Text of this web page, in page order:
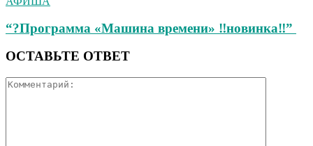
“?Программа «Машина времени» ‼новинка‼”
ОСТАВЬТЕ ОТВЕТ